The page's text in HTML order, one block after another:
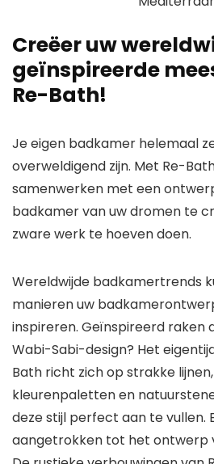
Creëer uw
geïnspireerde
Re-Bath!
Je eigen badkamer helemaal
overweldigend zijn. Met Re-
samenwerken met een
badkamer van uw dromen te
zware werk te hoeven doen.
Wereldwijde badkamertrends
manieren uw
inspireren. Geïnspireerd raken
Wabi-Sabi-design? Het
Bath richt zich op strakke
kleurenpaletten en
deze stijl perfect aan te vullen.
aangetrokken tot het ontwerp